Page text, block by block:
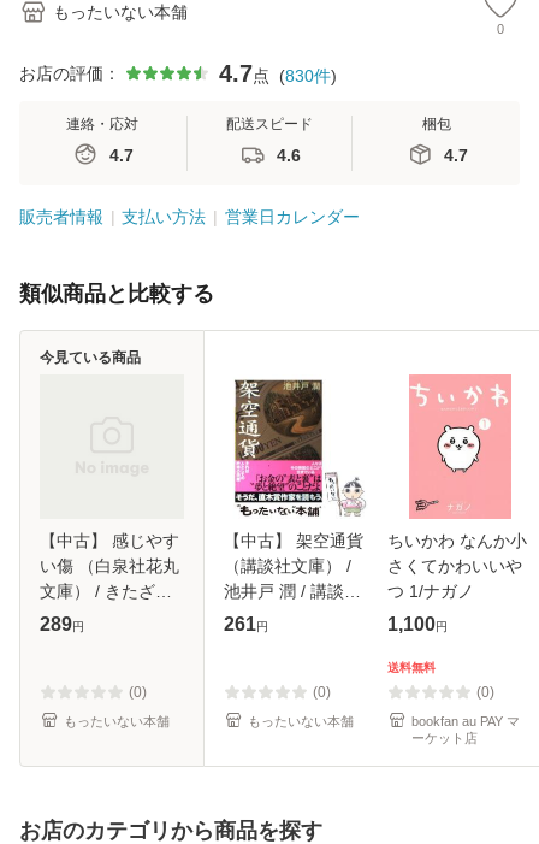
もったいない本舗
0
お店の評価： 4.7点 (830件)
連絡・応対
4.7
配送スピード
4.6
梱包
4.7
販売者情報 支払い方法 営業日カレンダー
類似商品と比較する
【中古】 感じやす
い傷 （白泉社花丸
文庫） / きたざわ
尋子 / 白泉社 [文
289円
(0)
もったいない本舗
今見ている商品
【中古】 架空通貨
（講談社文庫） /
池井戸 潤 / 講談社
[文庫]【メール便送
261円
(0)
もったいない本舗
ちいかわ なんか小
さくてかわいいや
つ 1/ナガノ
1,100円
送料無料
(0)
bookfan au PAY マ
ーケット店
お店のカテゴリから商品を探す